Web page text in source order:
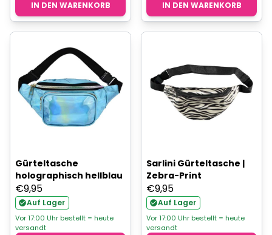
IN DEN WARENKORB IN DEN WARENKORB
Gürteltasche
holographisch hellblau
€9,95
Auf Lager
Vor 17:00 Uhr bestellt = heute
versandt
Sarlini Gürteltasche |
Zebra-Print
€9,95
Auf Lager
Vor 17:00 Uhr bestellt = heute
versandt